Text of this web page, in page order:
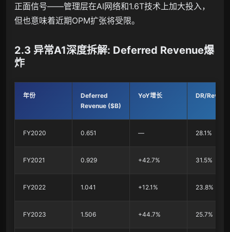
正面信号——管理层在AI网络和1.6T技术上加大投入，
但也意味着近期OPM扩张将受限。
2.3 异常A1深度拆解: Deferred Revenue爆
炸
年份
Deferred
Revenue ($B)
YoY增长 DR/
FY2020 0.651 — 28.1%
FY2021 0.929 +42.7% 31.5%
FY2022 1.041 +12.1% 23.8%
FY2023 1.506 +44.7% 25.7%